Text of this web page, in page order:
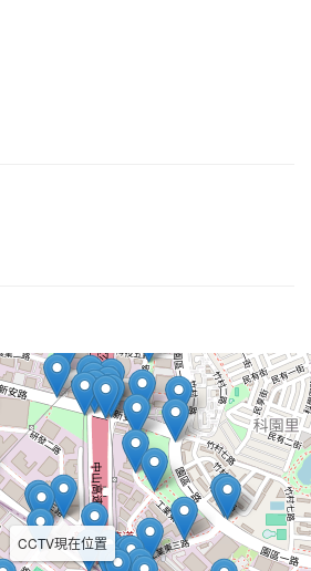
CCTV現在位置